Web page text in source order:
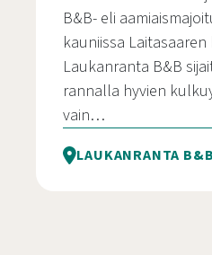
B&B- eli
kauniissa Laitasaaren
Laukanranta B&B
rannalla hyvien
vain…
LAUKANRANTA B&B